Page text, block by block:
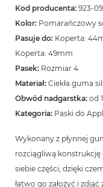
Kod producenta: 923-
Kolor: Pomarańczowy
Pasuje do: Koperta:
Koperta: 49mm
Pasek: Rozmiar 4
Materiał: Ciekła guma
Obwód nadgarstka: od
Kategoria: Paski do
Wykonany z płynnej
rozciągliwą konstrukcję
siebie części, dzięki
łatwo go założyć i